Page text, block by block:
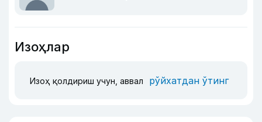
Изоҳлар
Изоҳ қолдириш учун, аввал рўйхатдан ўтинг